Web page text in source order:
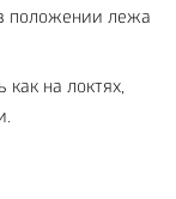
положении лежа
на локтях,